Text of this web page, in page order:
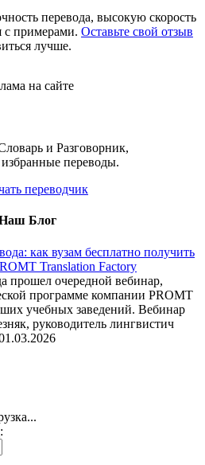
перевода, высокую скорость
с примерами. Оставьте свой отзыв
лучше.
на сайте
и Разговорник,
переводы.
Блог
как вузам бесплатно получить
Translation Factory
прошел очередной вебинар,
программе компании PROMT
учебных заведений. Вебинар
руководитель лингвистич